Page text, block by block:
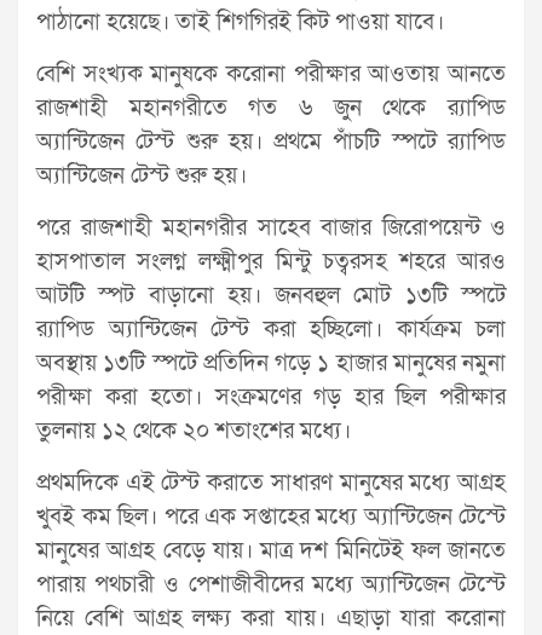
পাঠানো হয়েছে। তাই শিগগিরই কিট পাওয়া যাবে।
বেশি সংখ্যক মানুষকে করোনা পরীক্ষার আওতায় আনতে
রাজশাহী মহানগরীতে গত ৬ জুন থেকে র‌্যাপিড
অ্যান্টিজেন টেস্ট শুরু হয়। প্রথমে পাঁচটি স্পটে র‍্যাপিড
অ্যান্টিজেন টেস্ট শুরু হয়।
পরে রাজশাহী মহানগরীর সাহেব বাজার জিরোপয়েন্ট ও
হাসপাতাল সংলগ্ন লক্ষ্মীপুর মিন্টু চত্বরসহ শহরে আরও
আটটি স্পট বাড়ানো হয়। জনবহুল মোট ১৩টি স্পটে
র‍্যাপিড অ্যান্টিজেন টেস্ট করা হচ্ছিলো। কার্যক্রম চলা
অবস্থায় ১৩টি স্পটে প্রতিদিন গড়ে ১ হাজার মানুষের নমুনা
পরীক্ষা করা হতো। সংক্রমণের গড় হার ছিল পরীক্ষার
তুলনায় ১২ থেকে ২০ শতাংশের মধ্যে।
প্রথমদিকে এই টেস্ট করাতে সাধারণ মানুষের মধ্যে আগ্রহ
খুবই কম ছিল। পরে এক সপ্তাহের মধ্যে অ্যান্টিজেন টেস্টে
মানুষের আগ্রহ বেড়ে যায়। মাত্র দশ মিনিটেই ফল জানতে
পারায় পথচারী ও পেশাজীবীদের মধ্যে অ্যান্টিজেন টেস্টে
নিয়ে বেশি আগ্রহ লক্ষ্য করা যায়। এছাড়া যারা করোনা